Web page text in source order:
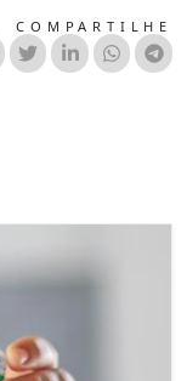
COMPARTILHE